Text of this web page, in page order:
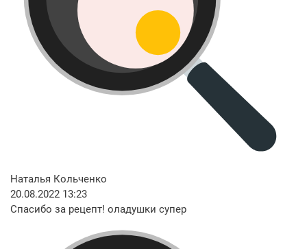
Наталья Кольченко
20.08.2022 13:23
Спасибо за рецепт! оладушки супер